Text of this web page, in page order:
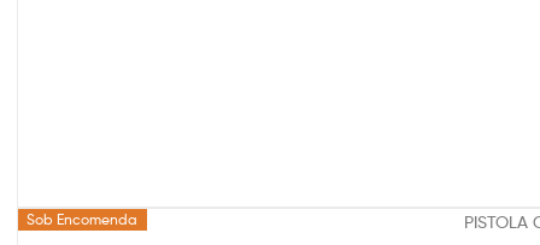
Sob Encomenda